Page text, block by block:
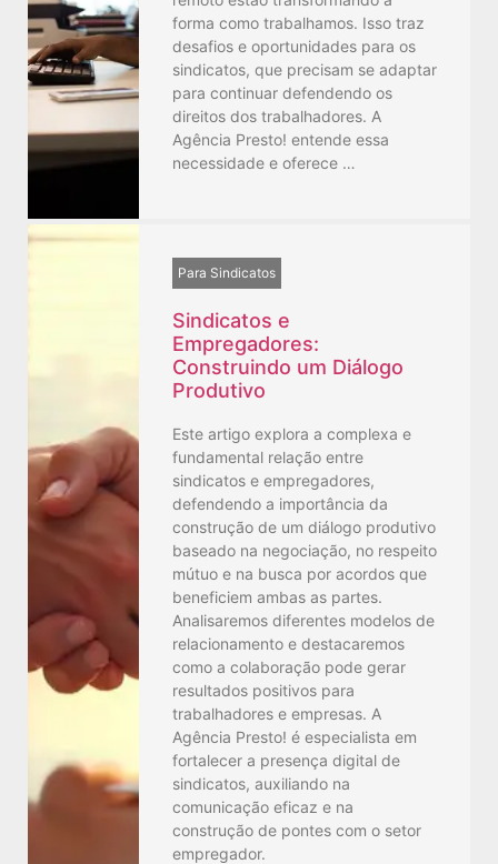
forma como trabalhamos. Isso traz
desafios e oportunidades para os
sindicatos, que precisam se adaptar
para continuar defendendo os
direitos dos trabalhadores. A
Agência Presto! entende essa
necessidade e oferece …
Para Sindicatos
Sindicatos e
Empregadores:
Construindo um Diálogo
Produtivo
Este artigo explora a complexa e
fundamental relação entre
sindicatos e empregadores,
defendendo a importância da
construção de um diálogo produtivo
baseado na negociação, no respeito
mútuo e na busca por acordos que
beneficiem ambas as partes.
Analisaremos diferentes modelos de
relacionamento e destacaremos
como a colaboração pode gerar
resultados positivos para
trabalhadores e empresas. A
Agência Presto! é especialista em
fortalecer a presença digital de
sindicatos, auxiliando na
comunicação eficaz e na
construção de pontes com o setor
empregador.